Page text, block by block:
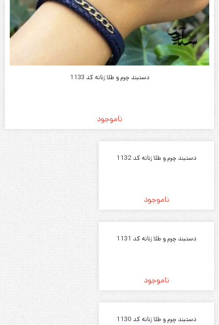
دستبند چرم و طلا زنانه کد 1133
ناموجود
دستبند چرم و طلا زنانه کد 1132
ناموجود
دستبند چرم و طلا زنانه کد 1131
ناموجود
دستبند چرم و طلا زنانه کد 1130